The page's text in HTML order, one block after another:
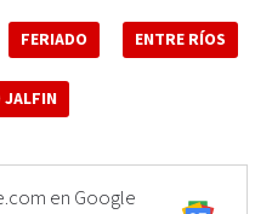
FERIADO ENTRE RÍOS
JALFIN
en Google